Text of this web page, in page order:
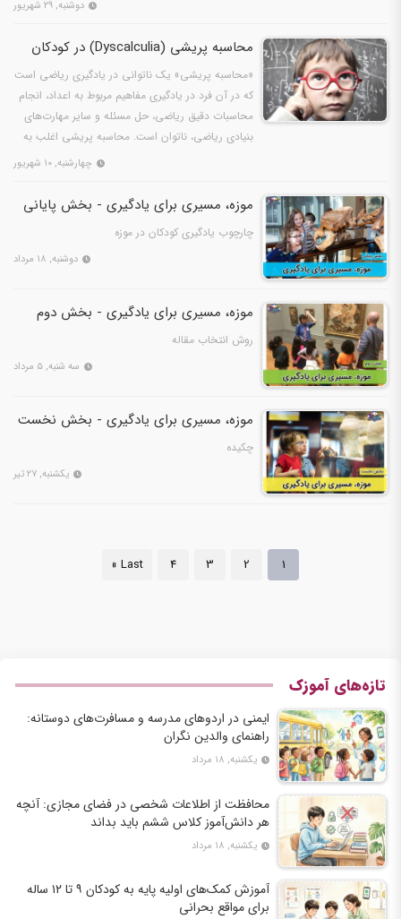
دوشنبه, ۲۹ شهریور
محاسبه پریشی (Dyscalculia) در کودکان
«محاسبه پریشی» یک ناتوانی در یادگیری ریاضی است
که در آن فرد در یادگیری مفاهیم مربوط به اعداد، انجام
محاسبات دقیق ریاضی، حل مسئله و سایر مهارت‌های
بنیادی ریاضی، ناتوان است. محاسبه پریشی اغلب به
چهارشنبه, ۱۰ شهریور
موزه، مسیری برای یادگیری - بخش پایانی
چارچوب یادگیری کودکان در موزه
دوشنبه, ۱۸ مرداد
موزه، مسیری برای یادگیری - بخش دوم
روش انتخاب مقاله
سه شنبه, ۵ مرداد
موزه، مسیری برای یادگیری - بخش نخست
چکیده
یکشنبه, ۲۷ تیر
1
2
3
4
Last »
تازه‌های آموزک
ایمنی در اردوهای مدرسه و مسافرت‌های دوستانه:
راهنمای والدین نگران
یکشنبه, ۱۸ مرداد
محافظت از اطلاعات شخصی در فضای مجازی: آنچه
هر دانش‌آموز کلاس ششم باید بداند
یکشنبه, ۱۸ مرداد
آموزش کمک‌های اولیه پایه به کودکان ۹ تا ۱۲ ساله
برای مواقع بحرانی